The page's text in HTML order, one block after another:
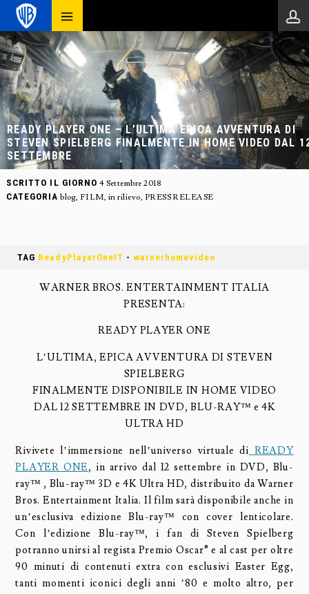
READY PLAYER ONE – L’ULTIMA EPICA AVVENTURA DI
STEVEN SPIELBERG FINALMENTE IN HOME VIDEO DAL
SETTEMBRE
SCRITTO IL GIORNO 4 Settembre 2018
CATEGORIA blog, FILM, in rilievo, PRESS RELEASE
TAG ReadyPlayerOneIT - warnerhomevideo
WARNER BROS. ENTERTAINMENT ITALIA
PRESENTA:
READY PLAYER ONE
L’ULTIMA, EPICA AVVENTURA DI STEVEN
SPIELBERG
FINALMENTE DISPONIBILE IN HOME VIDEO
DAL 12 SETTEMBRE IN DVD, BLU-RAY™ e 4K
ULTRA HD
Rivivete l’immersione nell’universo virtuale di READY
PLAYER ONE, in arrivo dal 12 settembre in DVD, Blu-
ray™ , Blu-ray™ 3D e 4K Ultra HD, distribuito da Warner
Bros. Entertainment Italia. Il film sarà disponibile anche in
un’esclusiva edizione Blu-ray™ con cover lenticolare.
Con l’edizione Blu-ray™, i fan di Steven Spielberg
potranno unirsi al regista Premio Oscar® e al cast per oltre
90 minuti di contenuti extra con esclusivi Easter Egg,
tanti momenti iconici degli anni ’80 e molto altro, per